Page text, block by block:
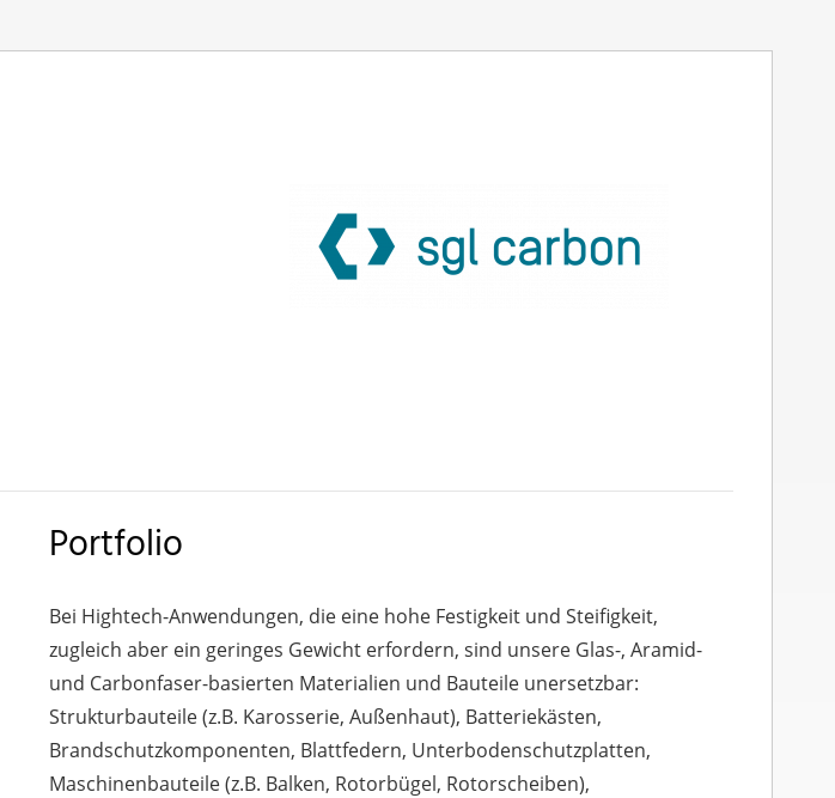
Portfolio
Bei Hightech-Anwendungen, die eine hohe Festigkeit und Steifigkeit,
zugleich aber ein geringes Gewicht erfordern, sind unsere Glas-, Aramid-
und Carbonfaser-basierten Materialien und Bauteile unersetzbar:
Strukturbauteile (z.B. Karosserie, Außenhaut), Batteriekästen,
Brandschutzkomponenten, Blattfedern, Unterbodenschutzplatten,
Maschinenbauteile (z.B. Balken, Rotorbügel, Rotorscheiben),